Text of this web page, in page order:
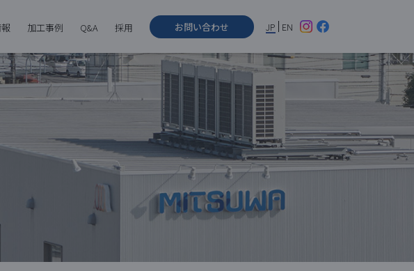
加工事例 Q&A 採用 お問い合わせ JP EN